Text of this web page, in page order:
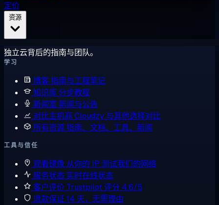
定价
独立云背后的指南与团队。
学习
博客指南与工程笔记
知识库 分步教程
新闻室 新闻与公告
对比主机商 Cloudzy 与其他选择对比
所有资源指南、文档、工具、新闻
工具与信任
观看镜像 从你的 IP 测试我们的网络
服务状态 实时在线状态
客户评价 Trustpilot 评分 4.6/5
退款保证 14 天，无需理由